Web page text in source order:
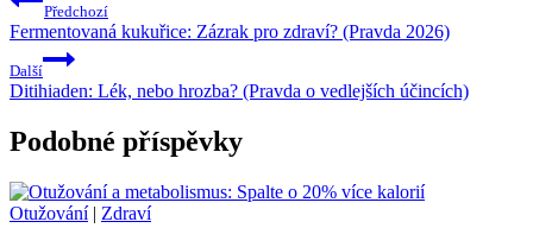
Předchozí
Fermentovaná kukuřice: Zázrak pro zdraví? (Pravda 2026)
Další
Ditihiaden: Lék, nebo hrozba? (Pravda o vedlejších účincích)
Podobné příspěvky
Otužování| Zdraví